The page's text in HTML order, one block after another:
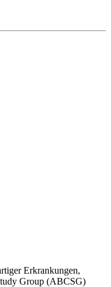
Erkrankungen,
Group (ABCSG)